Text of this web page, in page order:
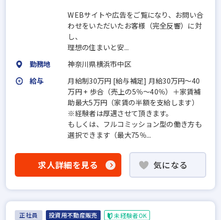
WEBサイトや広告をご覧になり、お問い合
わせをいただいたお客様（完全反響）に対
し、
理想の住まいと安...
勤務地
神奈川県横浜市中区
給与
月給制30万円 [給与補足] 月給30万円～40
万円 + 歩合（売上の5％～40％）＋家賃補
助最大5万円（家賃の半額を支給します）
※経験者は厚遇させて頂きます。
もしくは、フルコミッション型の働き方も
選択できます（最大75％...
求人詳細を見る 気になる
正社員 投資用不動産販売 未経験者OK